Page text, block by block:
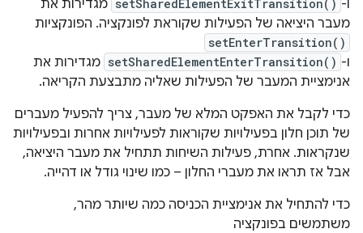
ו- setSharedElementExitTransition() מגדירות את
מעבר היציאה של הפעילות שקוראת לפונקציה. הפונקציות
setEnterTransition()
ו- setSharedElementEnterTransition() מגדירות את
אנימציית המעבר של הפעילות שאליה מתבצעת הקריאה.
כדי לקבל את האפקט המלא של מעבר, צריך להפעיל מעברים
של תוכן חלון בפעילויות שקוראות לפעילויות אחרות ובפעילויות
שנקראות. אחרת, פעילות השיחות תתחיל את מעבר היציאה,
אבל אז תראו את מעברי החלון – כמו שינוי גודל או דהייה.
כדי להתחיל את אנימציית הכניסה כמה שיותר מהר,
משתמשים בפונקציה